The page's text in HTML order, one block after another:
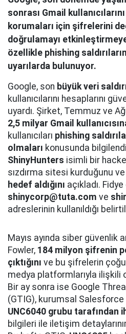
sonrası Gmail
korumaları için şifrelerini
doğrulamayı
özellikle phishing
uyarılarda bulunuyor.
Google, son büyük veri
kullanıcılarını hesaplarını
uyardı. Şirket, Temmuz ve
2,5 milyar Gmail
kullanıcıları phishing
olmaları konusunda
ShinyHunters isimli bir
sızdırma sitesi kurduğunu ve
hedef aldığını açıkladı.
shinycorp@tuta.com ve
adreslerinin kullanıldığı
Mayıs ayında siber güvenlik
Fowler, 184 milyon şifrenin
çıktığını ve bu şifrelerin
medya platformlarıyla ilişkili
Bir ay sonra ise Google
(GTIG), kurumsal Salesforce
UNC6040 grubu tarafından
bilgileri ile iletişim detaylarının